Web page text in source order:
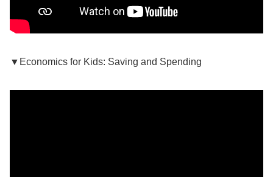
▼Economics for Kids: Saving and Spending